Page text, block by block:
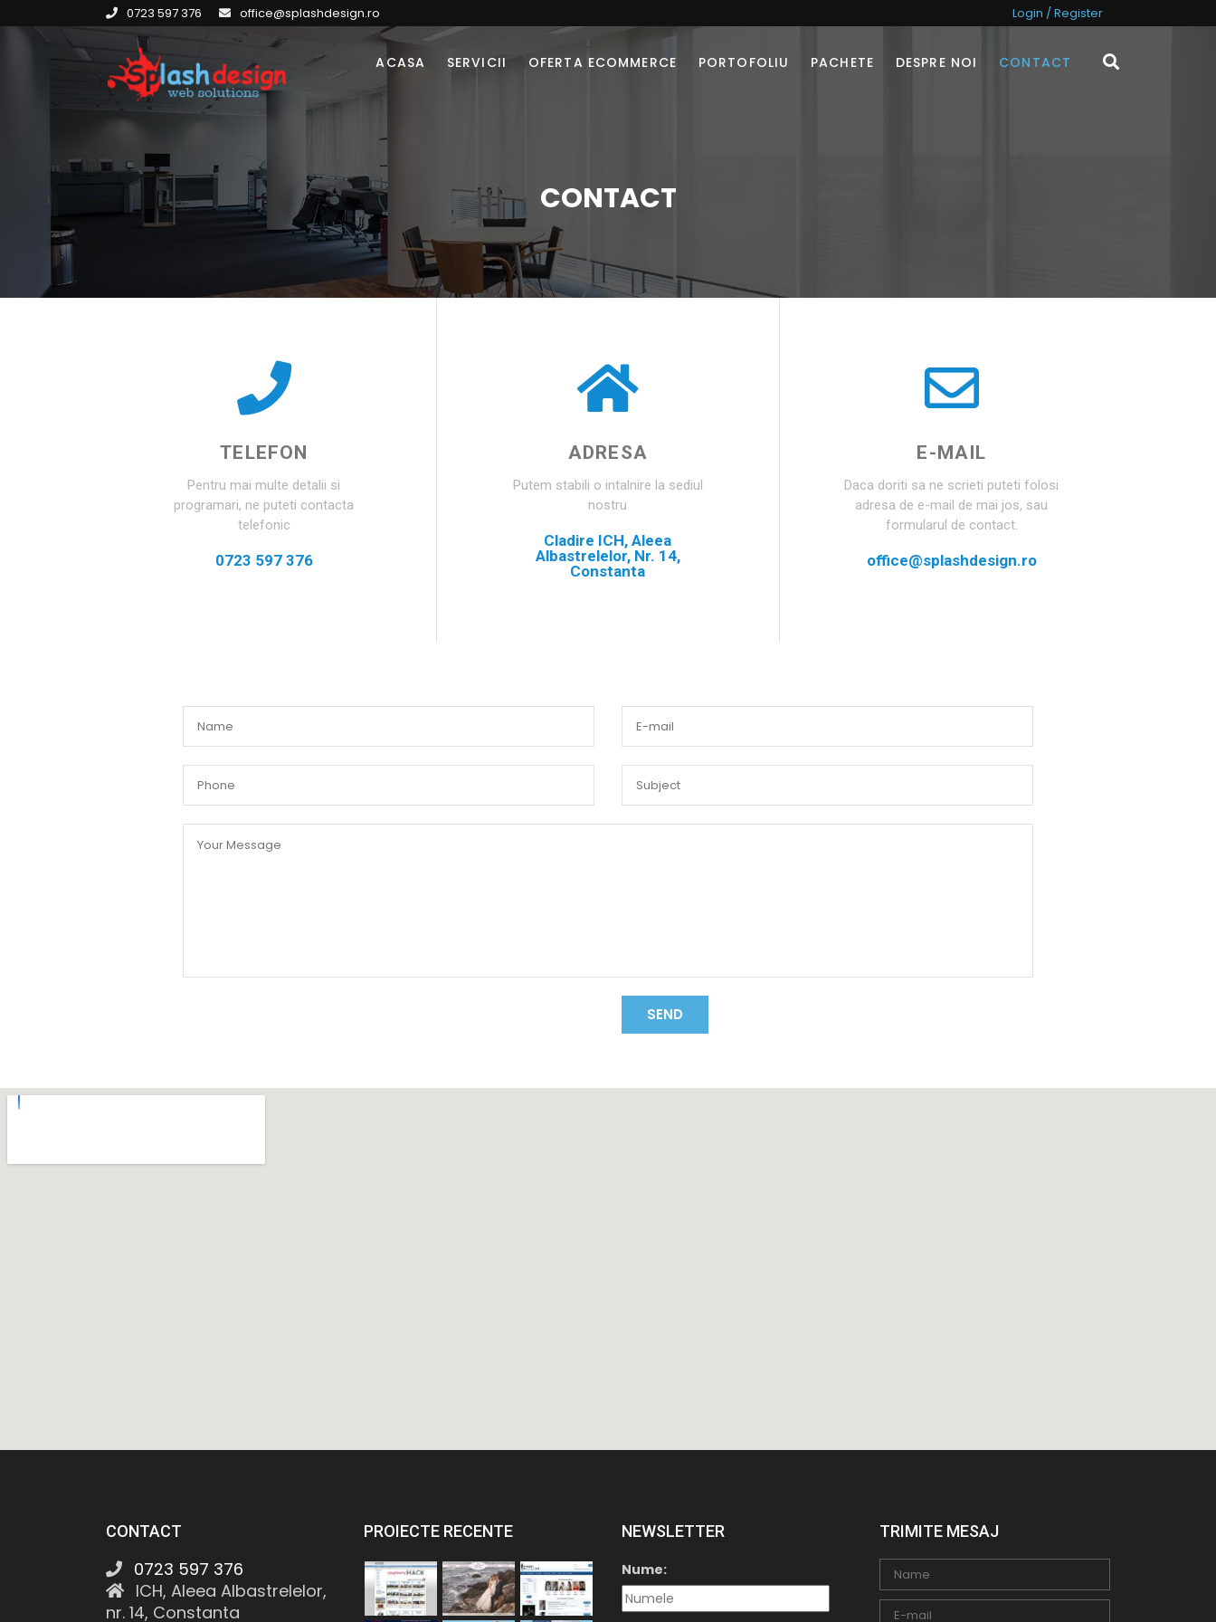
0723 597 376 office@splashdesign.ro Login / Register
ACASA SERVICII OFERTA ECOMMERCE PORTOFOLIU PACHETE DESPRE NOI CONTACT
CONTACT
TELEFON
Pentru mai multe detalii si
programari, ne puteti contacta
telefonic
0723 597 376
ADRESA
Putem stabili o intalnire la sediul
nostru
Cladire ICH, Aleea
Albastrelelor, Nr. 14,
Constanta
E-MAIL
Daca doriti sa ne scrieti puteti folosi
adresa de e-mail de mai jos, sau
formularul de contact.
office@splashdesign.ro
CONTACT
0723 597 376
ICH, Aleea Albastrelelor,
nr. 14, Constanta
PROIECTE RECENTE NEWSLETTER
Nume:
TRIMITE MESAJ